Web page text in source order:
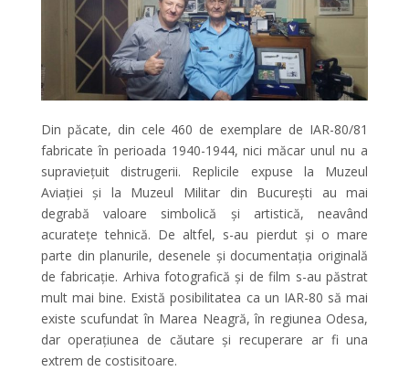
Din păcate, din cele 460 de exemplare de IAR-80/81
fabricate în perioada 1940-1944, nici măcar unul nu a
supraviețuit distrugerii. Replicile expuse la Muzeul
Aviației și la Muzeul Militar din București au mai
degrabă valoare simbolică și artistică, neavând
acuratețe tehnică. De altfel, s-au pierdut și o mare
parte din planurile, desenele și documentația originală
de fabricație. Arhiva fotografică și de film s-au păstrat
mult mai bine. Există posibilitatea ca un IAR-80 să mai
existe scufundat în Marea Neagră, în regiunea Odesa,
dar operațiunea de căutare și recuperare ar fi una
extrem de costisitoare.